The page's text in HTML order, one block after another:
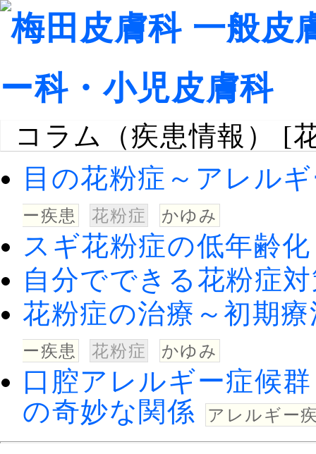
コラム（疾患情報） [
目の花粉症～アレル
ー疾患 花粉症 かゆみ
スギ花粉症の低年齢化
自分でできる花粉症
花粉症の治療～初期
ー疾患 花粉症 かゆみ
口腔アレルギー症候
の奇妙な関係
アレルギー